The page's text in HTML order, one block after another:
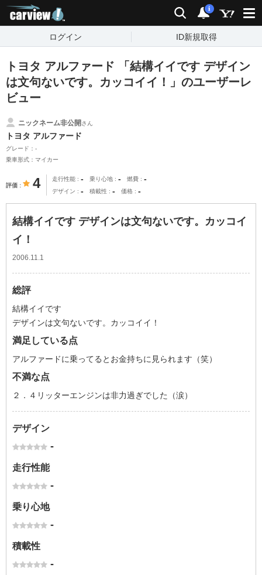
検索 通知
i
ログイン ID新規取得
トヨタ アルファード 「結構イイです デザイン
は文句ないです。カッコイイ！」のユーザーレ
ビュー
ニックネーム非公開さん
トヨタ アルファード
グレード：-
乗車形式：マイカー
評価 4 走行性能 - 乗り心地 - 燃費 -
デザイン - 積載性 - 価格 -
結構イイです デザインは文句ないです。カッコイ
イ！
2006.11.1
総評
結構イイです
デザインは文句ないです。カッコイイ！
満足している点
アルファードに乗ってるとお金持ちに見られます（笑）
不満な点
２．４リッターエンジンは非力過ぎでした（涙）
デザイン
-
走行性能
-
乗り心地
-
積載性
-